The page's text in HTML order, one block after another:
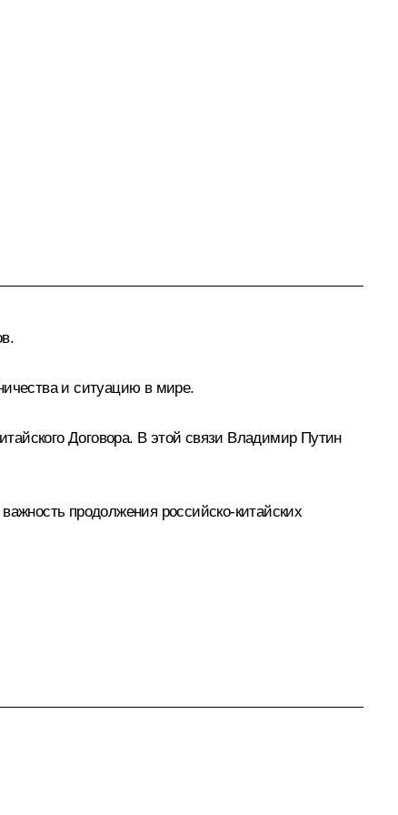
и ситуацию в мире.
Договора. В этой связи Владимир Путин
продолжения российско-китайских